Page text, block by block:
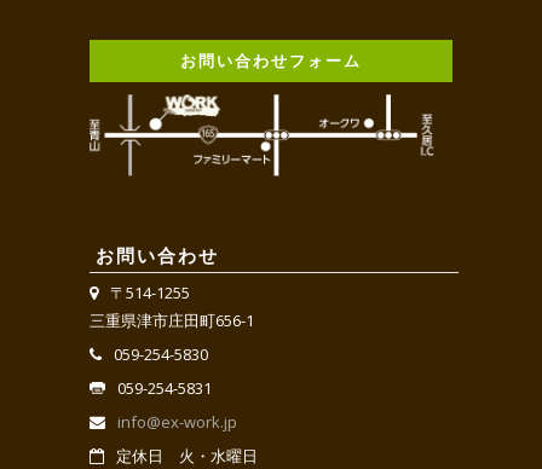
お問い合わせフォーム
お問い合わせ
〒514-1255
三重県津市庄田町656-1
059-254-5830
059-254-5831
info@ex-work.jp
定休日 火・水曜日